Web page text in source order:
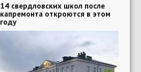
14 свердловских школ после
капремонта откроются в этом
году